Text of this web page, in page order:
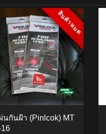
สินค้าหมด
สินค้าหมด
นกันฝ้า (Pinlcok) MT